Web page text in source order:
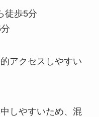
徒歩5分
アクセスしやすい
しやすいため、混